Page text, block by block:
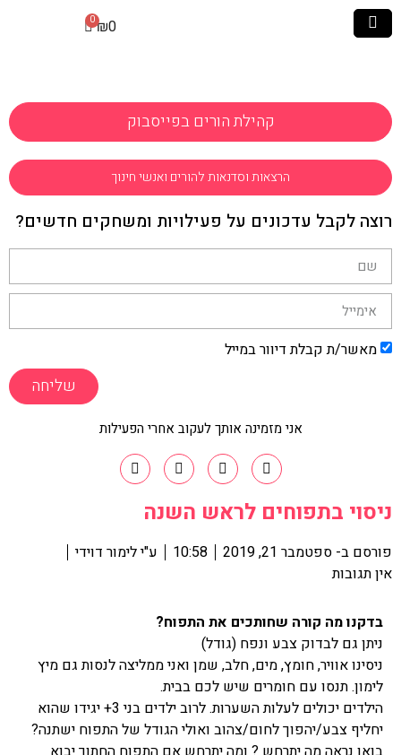
₪0
קהילת הורים בפייסבוק
הרצאות וסדנאות להורים ואנשי חינוך
רוצה לקבל עדכונים על פעילויות ומשחקים חדשים?
מאשר/ת קבלת דיוור במייל
שליחה
אני מזמינה אותך לעקוב אחרי הפעילות
ניסוי בתפוחים לראש השנה
פורסם ב- ספטמבר 21, 2019 10:58 ע"ילימור דוידי
אין תגובות
בדקנו מה קורה שחותכים את התפוח?
ניתן גם לבדוק צבע ונפח (גודל)
ניסינו אוויר, חומץ, מים, חלב, שמן ואני ממליצה לנסות גם מיץ
לימון. תנסו עם חומרים שיש לכם בבית.
הילדים יכולים לעלות השערות. לרוב ילדים בני 3+ יגידו שהוא
יחליף צבע/יהפוך לחום/צהוב ואולי הגודל של התפוח ישתנה?